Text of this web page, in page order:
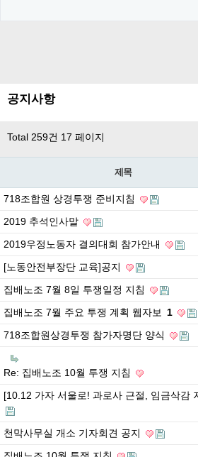
공지사항
Total 259건 17 페이지
제목
718조합원 상경투쟁 준비지침
2019 추석인사말
2019우정노동자 결의대회 참가안내
[노동안전부장단 교육]공지
집배노조 7월 8일 투쟁일정 지침
집배노조 7월 주요 투쟁 계획 웹자보
1
718조합원상경투쟁 참가자명단 양식
Re: 집배노조 10월 투쟁 지침
[10.12 가자 서울로! 과로사 근절, 임금삭감
천막사무실 개소 기자회견 공지